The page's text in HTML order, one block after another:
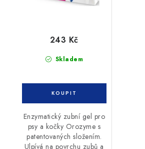
Skladem
243 Kč
Enzymatický zubní gel pro
psy a kočky Orozyme s
patentovaných složením.
Ulpívá na povrchu zubů a